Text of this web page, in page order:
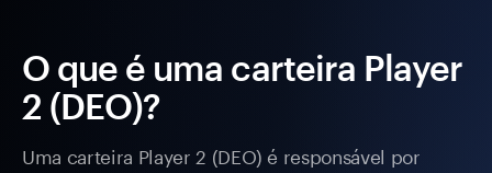
O que é uma carteira Player
2 (DEO)?
Uma carteira Player 2 (DEO) é responsável por